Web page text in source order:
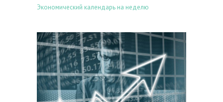
Экономический календарь на неделю